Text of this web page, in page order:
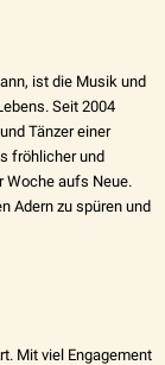
ist die Musik und
Seit 2004
Tänzer einer
fröhlicher und
Woche aufs Neue.
Adern zu spüren und
Mit viel Engagement